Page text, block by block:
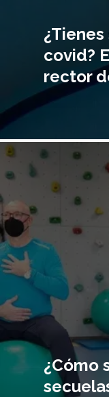
covid?
rector
Imagen
principal
¿Cómo